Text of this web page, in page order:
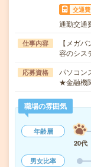
交通費
通勤交通
仕事内容
【メガ
容のシ
応募資格
パソコン
★金融機
職場の雰囲気
年齢層
20代
男女比率